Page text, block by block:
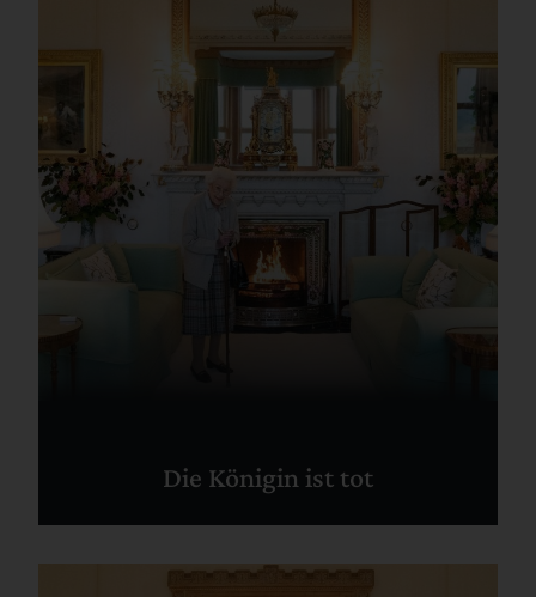
Die Königin ist tot